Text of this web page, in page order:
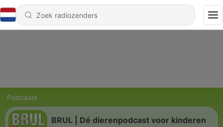
Podcasts
BRUL | Dé dierenpodcast voor kinderen